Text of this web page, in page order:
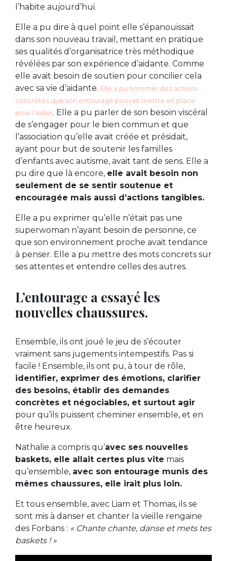
l’habite aujourd’hui.
Elle a pu dire à quel point elle s’épanouissait
dans son nouveau travail, mettant en pratique
ses qualités d’organisatrice très méthodique
révélées par son expérience d’aidante. Comme
elle avait besoin de soutien pour concilier cela
avec sa vie d’aidante. Elle a pu nommer des actions
concrètes que son entourage pouvait mettre en place
pour l’aider. Elle a pu parler de son besoin viscéral
de s’engager pour le bien commun et que
l’association qu’elle avait créée et présidait,
ayant pour but de soutenir les familles
d’enfants avec autisme, avait tant de sens. Elle a
pu dire que là encore, elle avait besoin non
seulement de se sentir soutenue et
encouragée mais aussi d’actions tangibles.
Elle a pu exprimer qu’elle n’était pas une
superwoman n’ayant besoin de personne, ce
que son environnement proche avait tendance
à penser. Elle a pu mettre des mots concrets sur
ses attentes et entendre celles des autres.
L’entourage a essayé les
nouvelles chaussures.
Ensemble, ils ont joué le jeu de s’écouter
vraiment sans jugements intempestifs. Pas si
facile ! Ensemble, ils ont pu, à tour de rôle,
identifier, exprimer des émotions, clarifier
des besoins, établir des demandes
concrètes et négociables, et surtout agir
pour qu’ils puissent cheminer ensemble, et en
être heureux.
Nathalie a compris qu’avec ses nouvelles
baskets, elle allait certes plus vite mais
qu’ensemble, avec son entourage munis des
mêmes chaussures, elle irait plus loin.
Et tous ensemble, avec Liam et Thomas, ils se
sont mis à danser et chanter la vieille rengaine
des Forbans : « Chante chante, danse et mets tes
baskets ! »